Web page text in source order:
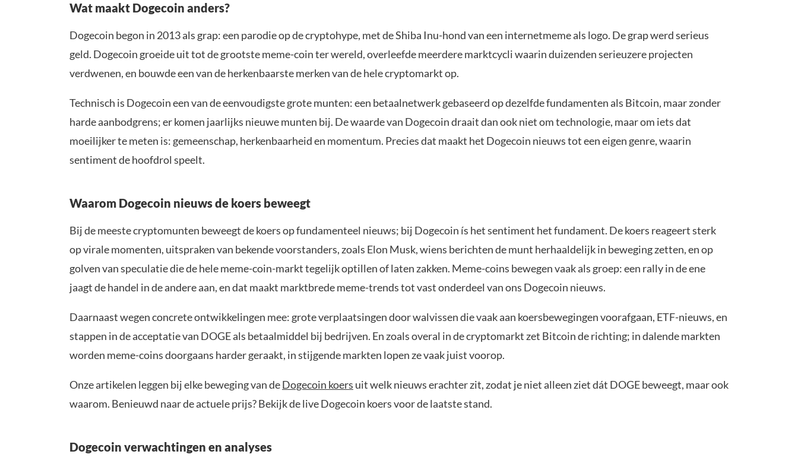
Wat maakt Dogecoin anders?
Dogecoin begon in 2013 als grap: een parodie op de cryptohype, met de Shiba Inu-hond van een internetmeme als logo. De grap werd serieus
geld. Dogecoin groeide uit tot de grootste meme-coin ter wereld, overleefde meerdere marktcycli waarin duizenden serieuzere projecten
verdwenen, en bouwde een van de herkenbaarste merken van de hele cryptomarkt op.
Technisch is Dogecoin een van de eenvoudigste grote munten: een betaalnetwerk gebaseerd op dezelfde fundamenten als Bitcoin, maar zonder
harde aanbodgrens; er komen jaarlijks nieuwe munten bij. De waarde van Dogecoin draait dan ook niet om technologie, maar om iets dat
moeilijker te meten is: gemeenschap, herkenbaarheid en momentum. Precies dat maakt het Dogecoin nieuws tot een eigen genre, waarin
sentiment de hoofdrol speelt.
Waarom Dogecoin nieuws de koers beweegt
Bij de meeste cryptomunten beweegt de koers op fundamenteel nieuws; bij Dogecoin ís het sentiment het fundament. De koers reageert sterk
op virale momenten, uitspraken van bekende voorstanders, zoals Elon Musk, wiens berichten de munt herhaaldelijk in beweging zetten, en op
golven van speculatie die de hele meme-coin-markt tegelijk optillen of laten zakken. Meme-coins bewegen vaak als groep: een rally in de ene
jaagt de handel in de andere aan, en dat maakt marktbrede meme-trends tot vast onderdeel van ons Dogecoin nieuws.
Daarnaast wegen concrete ontwikkelingen mee: grote verplaatsingen door walvissen die vaak aan koersbewegingen voorafgaan, ETF-nieuws, en
stappen in de acceptatie van DOGE als betaalmiddel bij bedrijven. En zoals overal in de cryptomarkt zet Bitcoin de richting; in dalende markten
worden meme-coins doorgaans harder geraakt, in stijgende markten lopen ze vaak juist voorop.
Onze artikelen leggen bij elke beweging van deDogecoin koers uit welk nieuws erachter zit, zodat je niet alleen ziet dát DOGE beweegt, maar ook
waarom. Benieuwd naar de actuele prijs? Bekijk de live Dogecoin koers voor de laatste stand.
Dogecoin verwachtingen en analyses